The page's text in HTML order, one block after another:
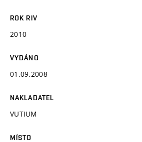
ROK RIV
2010
VYDÁNO
01.09.2008
NAKLADATEL
VUTIUM
MÍSTO